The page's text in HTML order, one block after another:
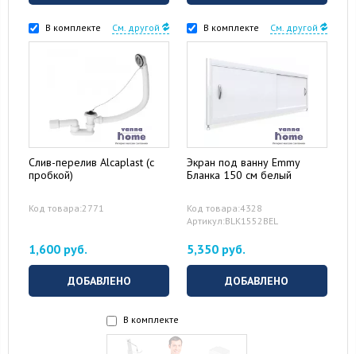
В комплекте См. другой
Слив-перелив Alcaplast (с
пробкой)
Код товара:2771
1,600 руб.
ДОБАВЛЕНО
В комплекте См. другой
Экран под ванну Emmy
Бланка 150 см белый
Код товара:4328
Артикул:BLK1552BEL
5,350 руб.
ДОБАВЛЕНО
В комплекте